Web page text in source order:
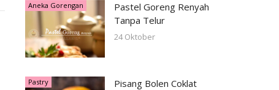
Aneka Gorengan
Pastel Goreng Renyah
Tanpa Telur
24 Oktober
Pastry
Pisang Bolen Coklat